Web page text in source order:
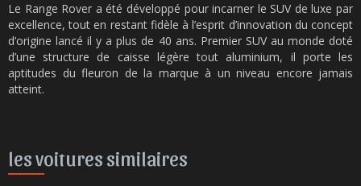
Le Range Rover a été développé pour incarner le SUV de luxe par
excellence, tout en restant fidèle à l’esprit d’innovation du concept
d’origine lancé il y a plus de 40 ans. Premier SUV au monde doté
d’une structure de caisse légère tout aluminium, il porte les
aptitudes du fleuron de la marque à un niveau encore jamais
atteint.
les voitures similaires